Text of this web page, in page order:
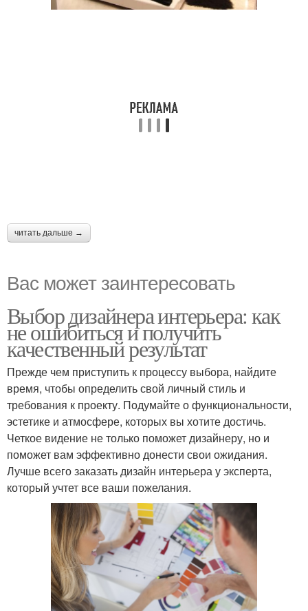
читать дальше →
Вас может заинтересовать
Выбор дизайнера интерьера: как
не ошибиться и получить
качественный результат
Прежде чем приступить к процессу выбора, найдите
время, чтобы определить свой личный стиль и
требования к проекту. Подумайте о функциональности,
эстетике и атмосфере, которых вы хотите достичь.
Четкое видение не только поможет дизайнеру, но и
поможет вам эффективно донести свои ожидания.
Лучше всего заказать дизайн интерьера у эксперта,
который учтет все ваши пожелания.